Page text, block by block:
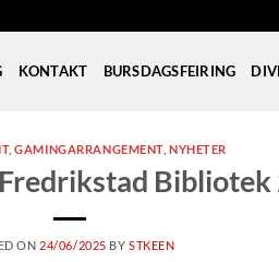
KONTAKT BURSDAGSFEIRING
,GAMINGARRANGEMENT,NYHETER
Bibliotek
ON 24/06/2025 BYSTKEEN